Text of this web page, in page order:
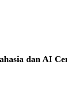
dan AI